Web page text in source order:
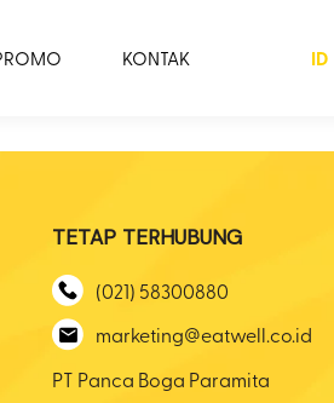
KONTAK ID
TETAP TERHUBUNG
(021) 58300880
marketing@eatwell.co.id
PT Panca Boga Paramita